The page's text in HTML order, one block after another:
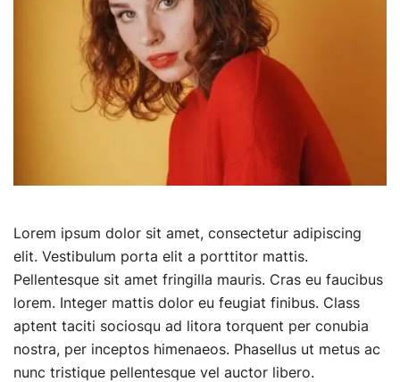
Lorem ipsum dolor sit amet, consectetur adipiscing
elit. Vestibulum porta elit a porttitor mattis.
Pellentesque sit amet fringilla mauris. Cras eu faucibus
lorem. Integer mattis dolor eu feugiat finibus. Class
aptent taciti sociosqu ad litora torquent per conubia
nostra, per inceptos himenaeos. Phasellus ut metus ac
nunc tristique pellentesque vel auctor libero.